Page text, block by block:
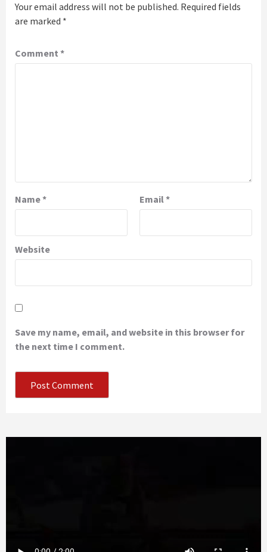
Your email address will not be published. Required fields
are marked *
Comment *
Name* Email*
Website
Save my name, email, and website in this browser for
the next time I comment.